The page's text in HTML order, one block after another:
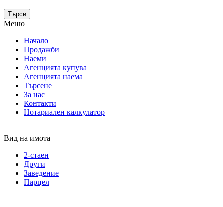
Меню
Начало
Продажби
Наеми
Агенцията купува
Агенцията наема
Търсене
За нас
Контакти
Нотариален калкулатор
Вид на имота
2-стаен
Други
Заведение
Парцел